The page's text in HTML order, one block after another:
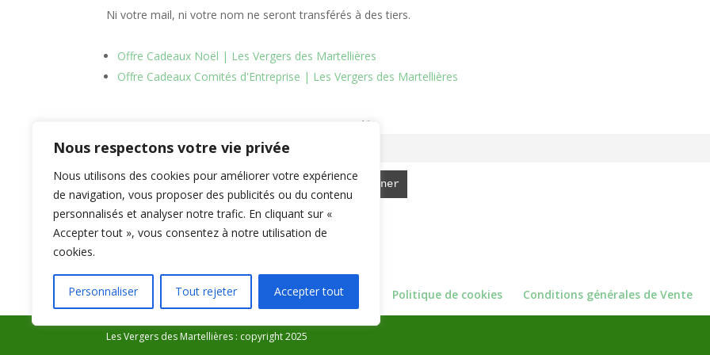
Nous respectons votre vie privée
Nous utilisons des cookies pour améliorer votre expérience
de navigation, vous proposer des publicités ou du contenu
personnalisés et analyser notre trafic. En cliquant sur «
Accepter tout », vous consentez à notre utilisation de
cookies.
Personnaliser Tout rejeter Accepter tout
Ni votre mail, ni votre nom ne seront transférés à des tiers.
Offre Cadeaux Noël | Les Vergers des Martellières
Offre Cadeaux Comités d'Entreprise | Les Vergers des Martellières
Politique de confidentialité Mentions légales Politique de cookies Conditions générales de Vente
Les Vergers des Martellières : copyright 2025